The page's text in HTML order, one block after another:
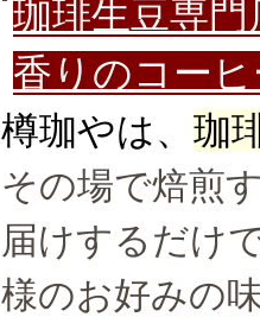
珈琲生豆専
香りのコー
樽珈やは、 珈
その場で焙煎
届けするだけ
様のお好みの